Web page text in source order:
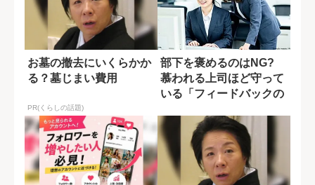
お墓の撤去にいくらかか
る？墓じまい費用
PR(くらしの話題)
部下を褒めるのはNG?
慕われる上司ほど守って
いる「フィードバックの